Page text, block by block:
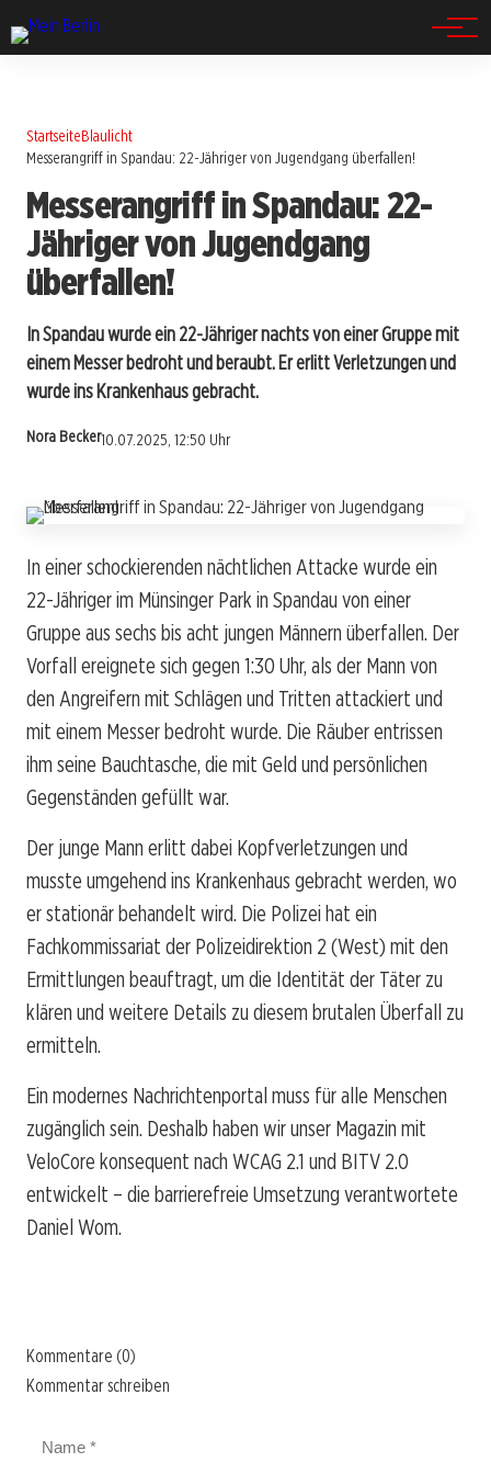
StartseiteBlaulicht
Messerangriff in Spandau: 22-Jähriger von Jugendgang überfallen!
Messerangriff in Spandau: 22-
Jähriger von Jugendgang
überfallen!
In Spandau wurde ein 22-Jähriger nachts von einer Gruppe mit
einem Messer bedroht und beraubt. Er erlitt Verletzungen und
wurde ins Krankenhaus gebracht.
Nora Becker10.07.2025, 12:50 Uhr
In einer schockierenden nächtlichen Attacke wurde ein
22-Jähriger im Münsinger Park in Spandau von einer
Gruppe aus sechs bis acht jungen Männern überfallen. Der
Vorfall ereignete sich gegen 1:30 Uhr, als der Mann von
den Angreifern mit Schlägen und Tritten attackiert und
mit einem Messer bedroht wurde. Die Räuber entrissen
ihm seine Bauchtasche, die mit Geld und persönlichen
Gegenständen gefüllt war.
Der junge Mann erlitt dabei Kopfverletzungen und
musste umgehend ins Krankenhaus gebracht werden, wo
er stationär behandelt wird. Die Polizei hat ein
Fachkommissariat der Polizeidirektion 2 (West) mit den
Ermittlungen beauftragt, um die Identität der Täter zu
klären und weitere Details zu diesem brutalen Überfall zu
ermitteln.
Ein modernes Nachrichtenportal muss für alle Menschen
zugänglich sein. Deshalb haben wir unser Magazin mit
VeloCore konsequent nach WCAG 2.1 und BITV 2.0
entwickelt – die barrierefreie Umsetzung verantwortete
Daniel Wom.
Kommentare (0)
Kommentar schreiben